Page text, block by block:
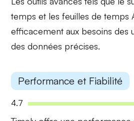
temps et les feuilles de temps
efficacement aux besoins des
des données précises.
Performance et Fiabilité
4.7